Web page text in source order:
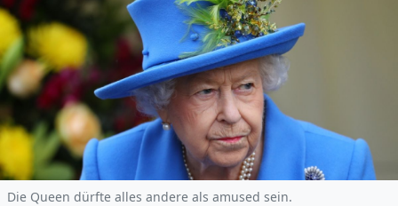
Die Queen dürfte alles andere als amused sein.